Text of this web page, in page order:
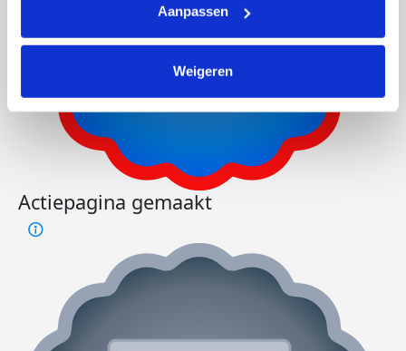
Aanpassen
Weigeren
Actiepagina gemaakt